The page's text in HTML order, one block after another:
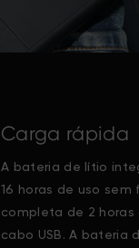
Carga rápida
A bateria de lítio
16 horas de uso
completa de 2
cabo USB. A bateria